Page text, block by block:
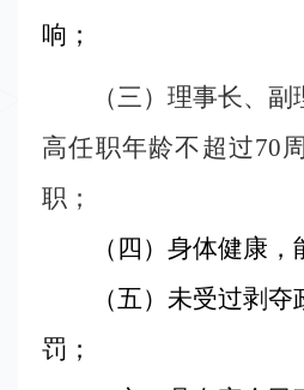
响；
（三）理事长、副
高任职年龄不超过70
职；
（四）身体健康，
（五）未受过剥夺
罚；